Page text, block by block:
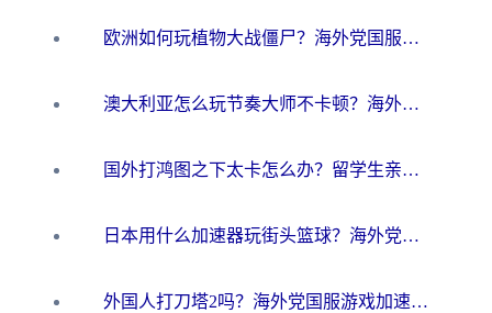
欧洲如何玩植物大战僵尸？海外党国服游戏加速避坑指南（附实测对比）
澳大利亚怎么玩节奏大师不卡顿？海外党国服游戏加速终极指南
国外打鸿图之下太卡怎么办？留学生亲测有效的国服游戏加速方案
日本用什么加速器玩街头篮球？海外党国服游戏不卡顿的终极攻略
外国人打刀塔2吗？海外党国服游戏加速避坑全攻略